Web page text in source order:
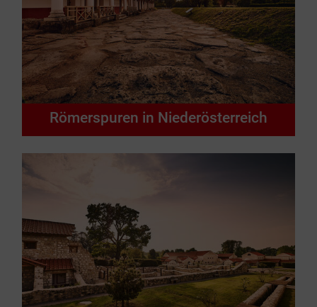
Römerspuren in Niederösterreich